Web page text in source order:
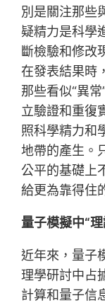
別是關注那些
疑精力是科學
斷檢驗和修改
在發表結果時
那些看似“異
立驗證和重復
照科學精力和
地帶的產生。
公平的基礎上
給更為靠得住
量子模擬中“
近年來，量子
理學研討中占
計算和量子信